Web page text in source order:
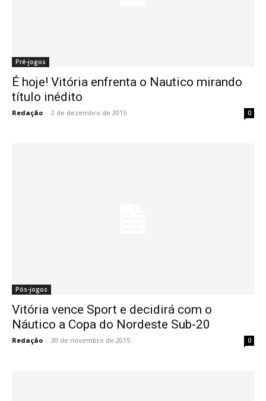
Pré-jogos
É hoje! Vitória enfrenta o Nautico mirando
título inédito
Redação - 2 de dezembro de 2015 0
Pós-jogos
Vitória vence Sport e decidirá com o
Náutico a Copa do Nordeste Sub-20
Redação - 30 de novembro de 2015 0